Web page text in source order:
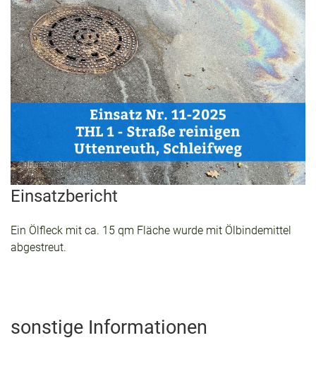
Einsatzbericht
Ein Ölfleck mit ca. 15 qm Fläche wurde mit Ölbindemittel
abgestreut.
sonstige Informationen